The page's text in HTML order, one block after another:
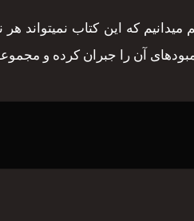
که این کتاب نمی­تواند هر
آن را جبران کرده و مجموعه